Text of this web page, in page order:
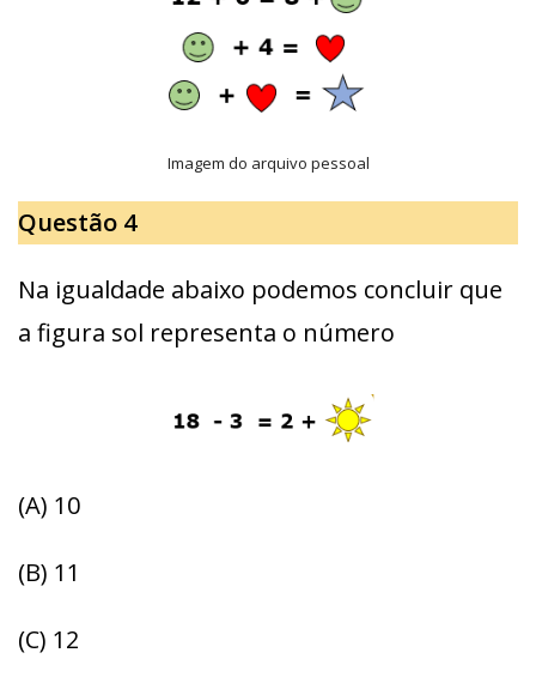
Imagem do arquivo pessoal
Questão 4
Na igualdade abaixo podemos concluir que
a figura sol representa o número
(A) 10
(B) 11
(C) 12